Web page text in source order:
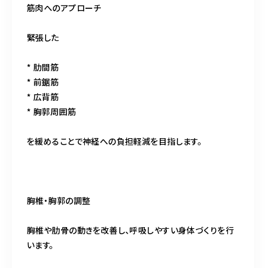
筋肉へのアプローチ
緊張した
* 肋間筋
* 前鋸筋
* 広背筋
* 胸郭周囲筋
を緩めることで神経への負担軽減を目指します。
胸椎・胸郭の調整
胸椎や肋骨の動きを改善し、呼吸しやすい身体づくりを行
います。